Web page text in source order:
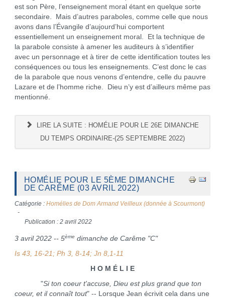
est son Père, l’enseignement moral étant en quelque sorte
secondaire. Mais d’autres paraboles, comme celle que nous
avons dans l’Évangile d’aujourd’hui comportent
essentiellement un enseignement moral. Et la technique de
la parabole consiste à amener les auditeurs à s’identifier
avec un personnage et à tirer de cette identification toutes les
conséquences ou tous les enseignements. C’est donc le cas
de la parabole que nous venons d’entendre, celle du pauvre
Lazare et de l’homme riche. Dieu n’y est d’ailleurs même pas
mentionné.
LIRE LA SUITE : HOMÉLIE POUR LE 26E DIMANCHE
DU TEMPS ORDINAIRE-(25 SEPTEMBRE 2022)
HOMÉLIE POUR LE 5ÈME DIMANCHE
DE CARÊME (03 AVRIL 2022)
Catégorie : Homélies de Dom Armand Veilleux (donnée à Scourmont)
Publication : 2 avril 2022
3 avril 2022 -- 5ème dimanche de Carême "C"
Is 43, 16-21; Ph 3, 8-14; Jn 8,1-11
H O M É L I E
"Si ton coeur t'accuse, Dieu est plus grand que ton
coeur, et il connaît tout" -- Lorsque Jean écrivit cela dans une